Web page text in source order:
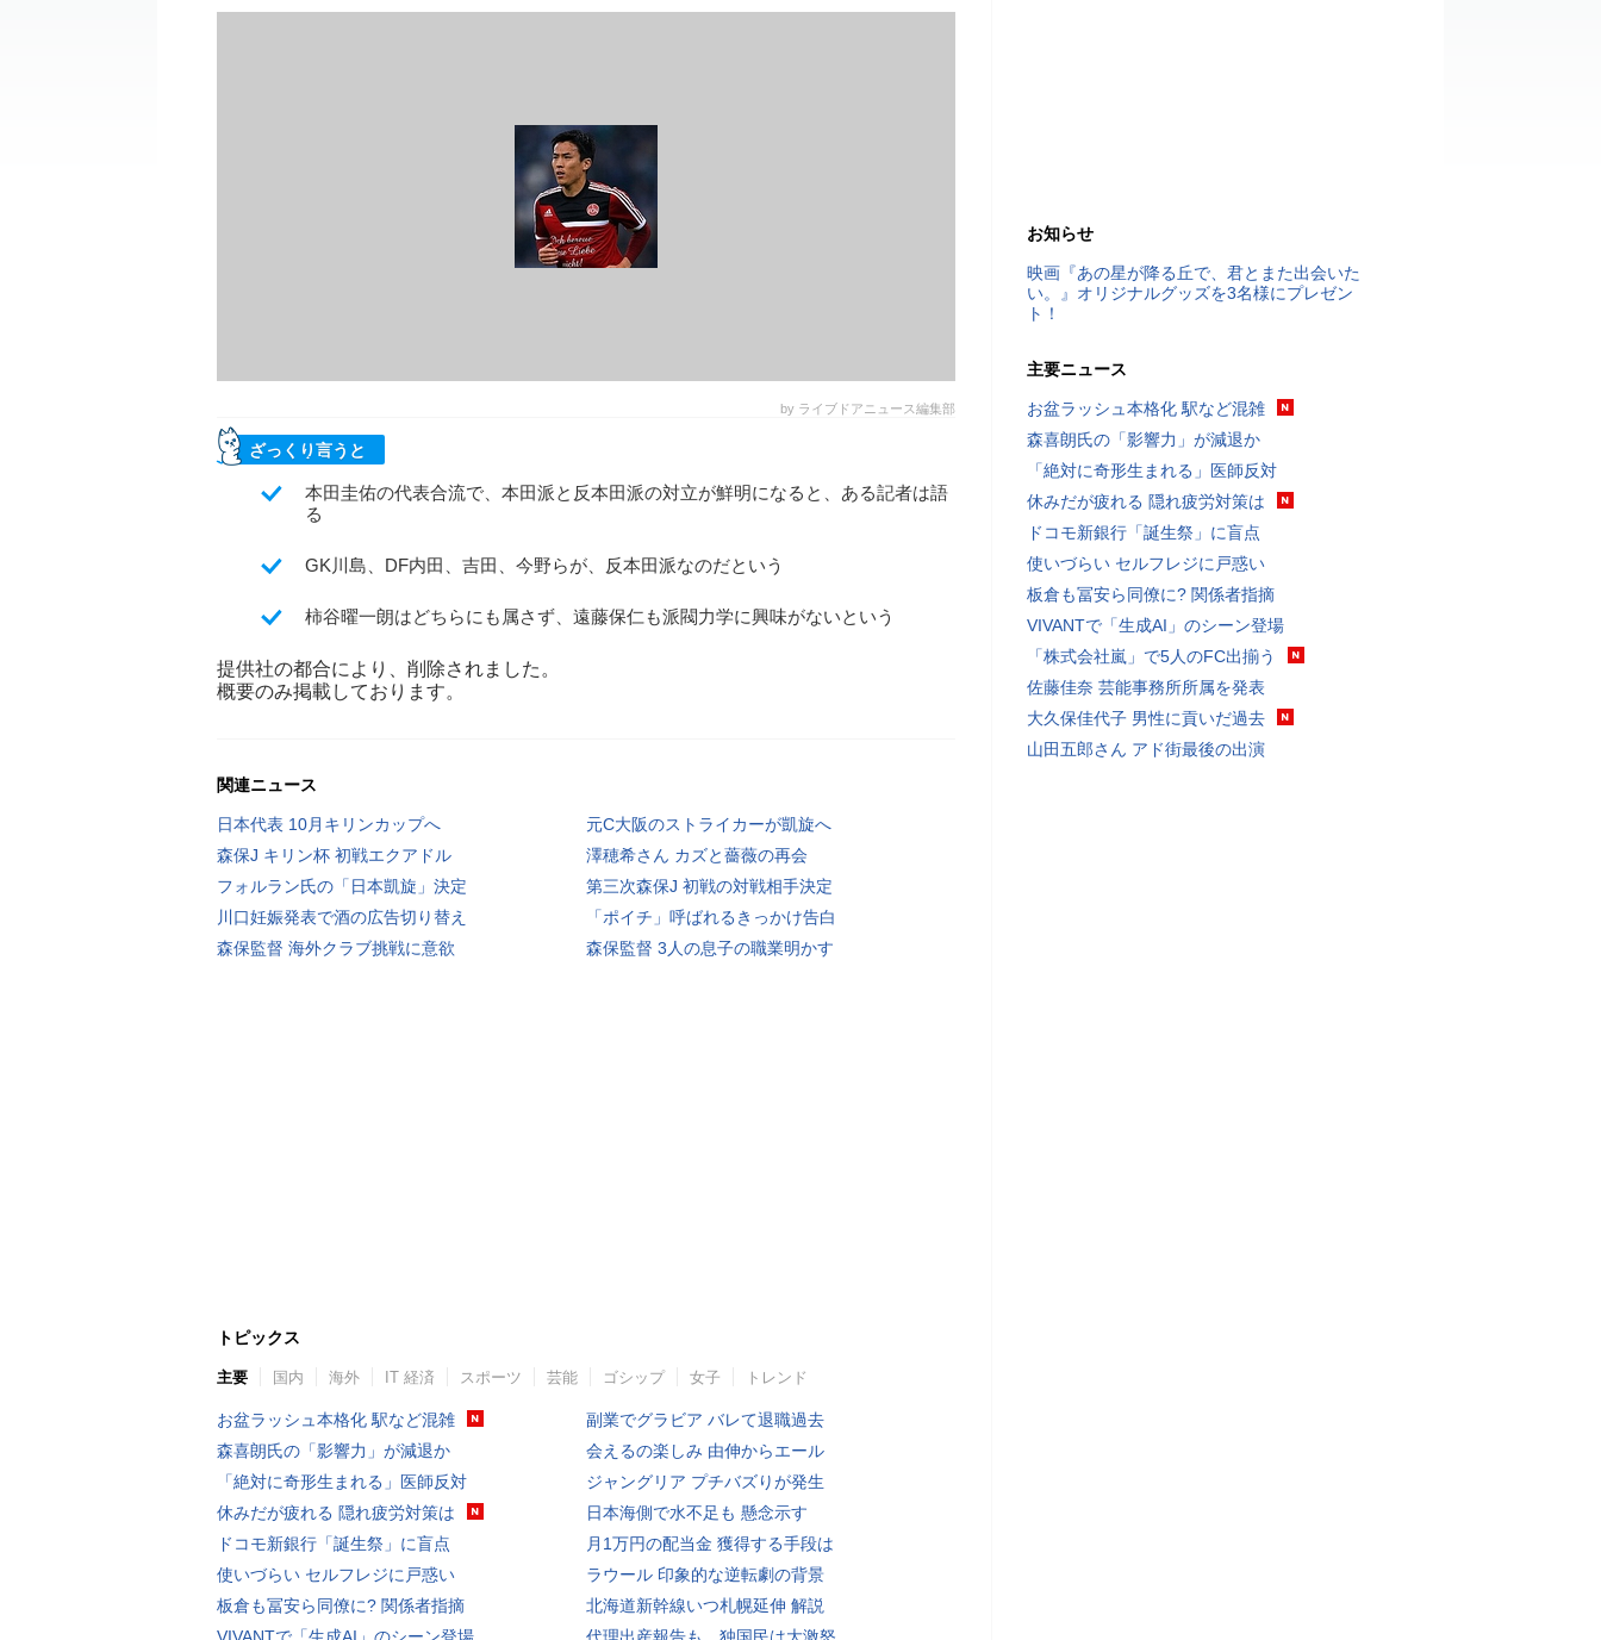
by ライブドアニュース編集部
ざっくり言うと
本田圭佑の代表合流で、本田派と反本田派の対立が鮮明になると、ある記者は語
る
GK川島、DF内田、吉田、今野らが、反本田派なのだという
柿谷曜一朗はどちらにも属さず、遠藤保仁も派閥力学に興味がないという
提供社の都合により、削除されました。
概要のみ掲載しております。
関連ニュース
日本代表 10月キリンカップへ
元C大阪のストライカーが凱旋へ
森保J キリン杯 初戦エクアドル
澤穂希さん カズと薔薇の再会
フォルラン氏の「日本凱旋」決定
第三次森保J 初戦の対戦相手決定
川口妊娠発表で酒の広告切り替え
「ポイチ」呼ばれるきっかけ告白
森保監督 海外クラブ挑戦に意欲
森保監督 3人の息子の職業明かす
トピックス
主要 国内 海外 IT 経済 スポーツ 芸能 ゴシップ 女子 トレンド
お盆ラッシュ本格化 駅など混雑
森喜朗氏の「影響力」が減退か
「絶対に奇形生まれる」医師反対
休みだが疲れる 隠れ疲労対策は
ドコモ新銀行「誕生祭」に盲点
使いづらい セルフレジに戸惑い
板倉も冨安ら同僚に? 関係者指摘
副業でグラビア バレて退職過去
会えるの楽しみ 由伸からエール
ジャングリア プチバズりが発生
日本海側で水不足も 懸念示す
月1万円の配当金 獲得する手段は
ラウール 印象的な逆転劇の背景
北海道新幹線いつ札幌延伸 解説
お知らせ
映画『あの星が降る丘で、君とまた出会いた
い。』オリジナルグッズを3名様にプレゼン
ト！
主要ニュース
お盆ラッシュ本格化 駅など混雑
森喜朗氏の「影響力」が減退か
「絶対に奇形生まれる」医師反対
休みだが疲れる 隠れ疲労対策は
ドコモ新銀行「誕生祭」に盲点
使いづらい セルフレジに戸惑い
板倉も冨安ら同僚に? 関係者指摘
VIVANTで「生成AI」のシーン登場
「株式会社嵐」で5人のFC出揃う
佐藤佳奈 芸能事務所所属を発表
大久保佳代子 男性に貢いだ過去
山田五郎さん アド街最後の出演